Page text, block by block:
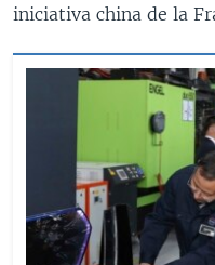
iniciativa china de la